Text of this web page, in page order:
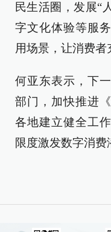
民生活圈，发展“
字文化体验等服
用场景，让消费者
何亚东表示，下
部门，加快推进
各地建立健全工
限度激发数字消费